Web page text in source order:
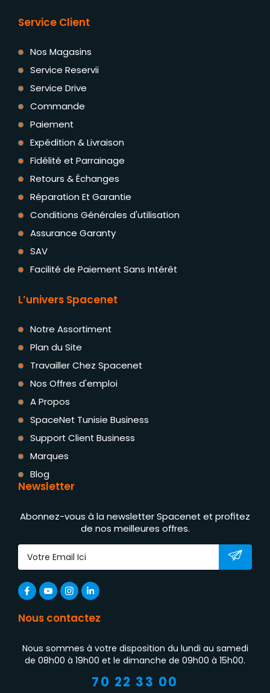
Service Client
Nos Magasins
Service Reservii
Service Drive
Commande
Paiement
Expédition & Livraison
Fidélité et Parrainage
Retours & Échanges
Réparation Et Garantie
Conditions Générales d'utilisation
Assurance Garanty
SAV
Facilité de Paiement Sans Intérêt
L’univers Spacenet
Notre Assortiment
Plan du Site
Travailler Chez Spacenet
Nos Offres d'emploi
A Propos
SpaceNet Tunisie Business
Support Client Business
Marques
Blog
Newsletter
Abonnez-vous à la newsletter Spacenet et profitez
de nos meilleures offres.
Nous contactez
Nous sommes à votre disposition du lundi au samedi
de 08h00 à 19h00 et le dimanche de 09h00 à 15h00.
70 22 33 00